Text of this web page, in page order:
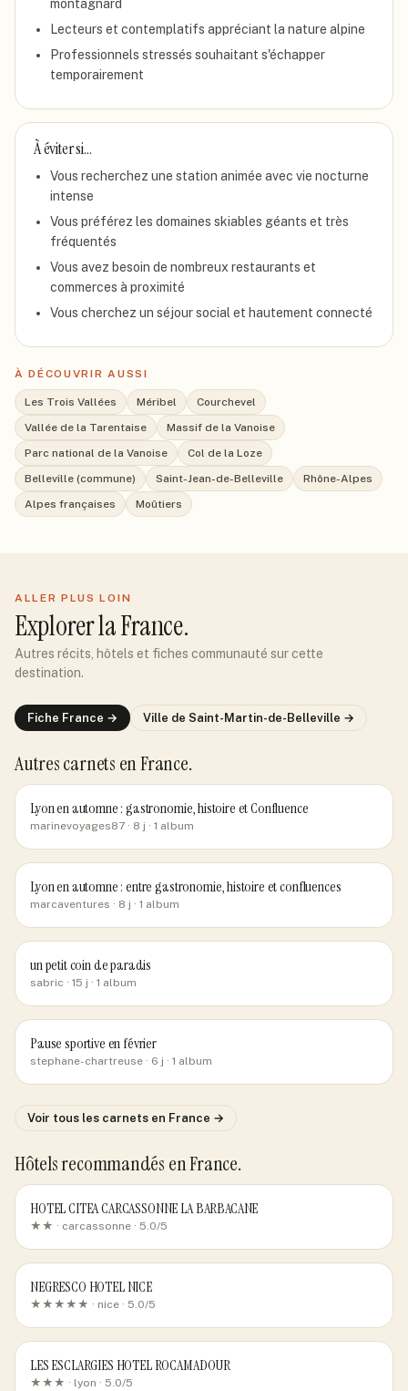
montagnard
Lecteurs et contemplatifs appréciant la nature alpine
Professionnels stressés souhaitant s'échapper
temporairement
À éviter si…
Vous recherchez une station animée avec vie nocturne
intense
Vous préférez les domaines skiables géants et très
fréquentés
Vous avez besoin de nombreux restaurants et
commerces à proximité
Vous cherchez un séjour social et hautement connecté
À DÉCOUVRIR AUSSI
Les Trois Vallées Méribel
Courchevel
Vallée de la Tarentaise
Massif de la Vanoise
Parc national de la Vanoise
Col de la Loze
Belleville (commune)
Saint-Jean-de-Belleville
Rhône-Alpes
Alpes françaises
Moûtiers
ALLER PLUS LOIN
Explorerla France.
Autres récits, hôtels et fiches communauté sur cette
destination.
Fiche France → Ville de Saint-Martin-de-Belleville →
Autres carnets en France.
Lyon en automne : gastronomie, histoire et Confluence
marinevoyages87 · 8 j · 1 album
Lyon en automne : entre gastronomie, histoire et confluences
marcaventures · 8 j · 1 album
un petit coin de paradis
sabric · 15 j · 1 album
Pause sportive en février
stephane-chartreuse · 6 j · 1 album
Voir tous les carnets en France →
Hôtels recommandés en France.
HOTEL CITEA CARCASSONNE LA BARBACANE
★★ · carcassonne · 5.0/5
NEGRESCO HOTEL NICE
★★★★★ · nice · 5.0/5
LES ESCLARGIES HOTEL ROCAMADOUR
★★★ · lyon · 5.0/5